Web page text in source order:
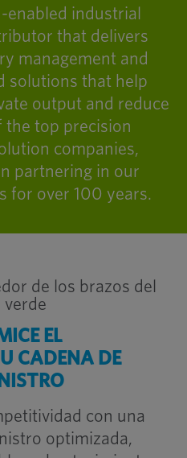
enabled industrial
that delivers
management and
solutions that help
output and reduce
the top precision
companies,
partnering in our
for over 100 years.
EL
CADENA DE
con una
optimizada,